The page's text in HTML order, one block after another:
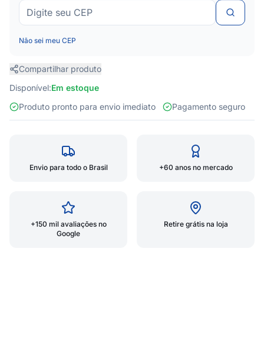
Não sei meu CEP
Compartilhar produto
Disponível:Em estoque
Produto pronto para envio imediato
Pagamento seguro
Envio para todo o Brasil +60 anos no mercado
+150 mil avaliações no
Google
Retire grátis na loja